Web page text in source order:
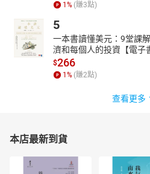
1 % (賺3點)
5
一本書讀懂美元：9堂課
濟和每個人的投資【電子
$266
1 % (賺2點)
查看更多
本店最新到貨